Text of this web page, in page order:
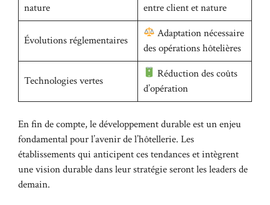
nature
entre client et nature
Évolutions réglementaires
Adaptation nécessaire
des opérations hôtelières
Technologies vertes
Réduction des coûts
d’opération
En fin de compte, le développement durable est un enjeu
fondamental pour l’avenir de l’hôtellerie. Les
établissements qui anticipent ces tendances et intègrent
une vision durable dans leur stratégie seront les leaders de
demain.